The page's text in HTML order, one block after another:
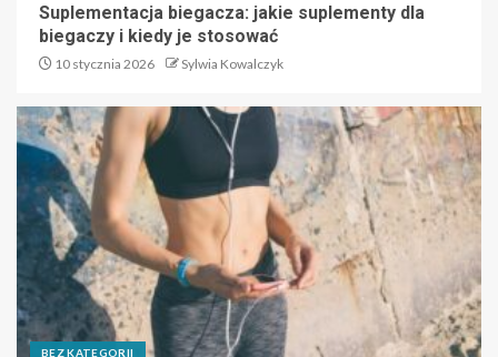
Suplementacja biegacza: jakie suplementy dla
biegaczy i kiedy je stosować
10 stycznia 2026 Sylwia Kowalczyk
BEZ KATEGORII